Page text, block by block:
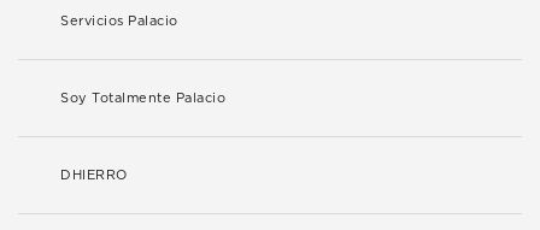
Servicios Palacio
Soy Totalmente Palacio
DHIERRO